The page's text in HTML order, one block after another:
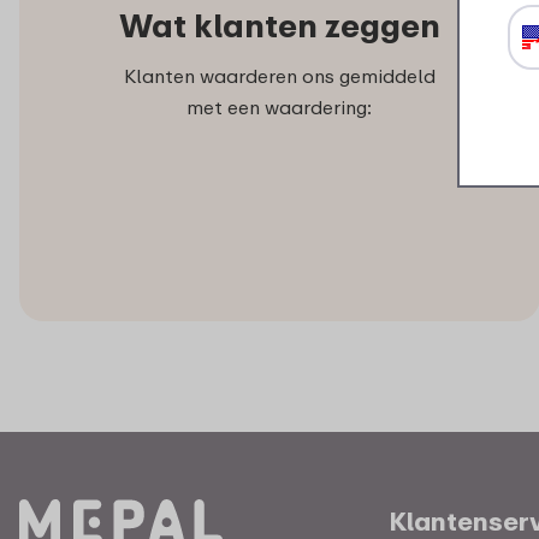
Wat klanten zeggen
Klanten waarderen ons gemiddeld
met een waardering: